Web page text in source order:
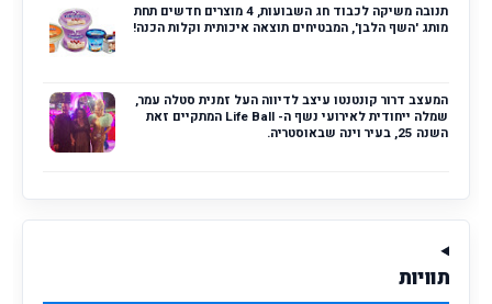
תנובה משיקה לכבוד חג השבועות, 4 מוצרים חדשים תחת
מותג 'השף הלבן', המבטיחים תוצאה איכותית וקלות הכנה!
המעצב דרור קונטנטו עיצב לדיווה העל זמנית סטלה עמר,
שמלה ייחודית לאירועי נשף ה- Life Ball המתקיים זאת
השנה 25, בעיר וינה שבאוסטריה.
תוויות